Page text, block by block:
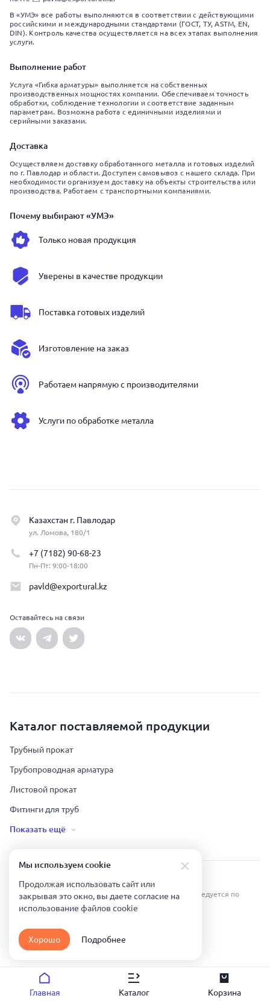
В «УМЭ» все работы выполняются в соответствии с действующими
российскими и международными стандартами (ГОСТ, ТУ, ASTM, EN,
DIN). Контроль качества осуществляется на всех этапах выполнения
услуги.
Выполнение работ
Услуга «Гибка арматуры» выполняется на собственных
производственных мощностях компании. Обеспечиваем точность
обработки, соблюдение технологии и соответствие заданным
параметрам. Возможна работа с единичными изделиями и
серийными заказами.
Доставка
Осуществляем доставку обработанного металла и готовых изделий
по г. Павлодар и области. Доступен самовывоз с нашего склада. При
необходимости организуем доставку на объекты строительства или
производства. Работаем с транспортными компаниями.
Почему выбирают «УМЭ»
Только новая продукция
Уверены в качестве продукции
Поставка готовых изделий
Изготовление на заказ
Работаем напрямую с производителями
Услуги по обработке металла
Казахстан г. Павлодар
ул. Ломова, 180/1
+7 (7182) 90-68-23
Пн-Пт: 9:00-18:00
pavld@exportural.kz
Оставайтесь на связи
Каталог поставляемой продукции
Трубный прокат
Трубопроводная арматура
Листовой прокат
Фитинги для труб
Показать ещё
Урал Тех Экспорт — Казахстан © 2019-
Все права защищены. Копирование информации преследуется по
Карта сайта
Политика конфиденциальности
Мы используем сookie
Продолжая использовать сайт или
закрывая это окно, вы даете согласие на
использование файлов сookie
Хорошо Подробнее
Главная Каталог Корзина